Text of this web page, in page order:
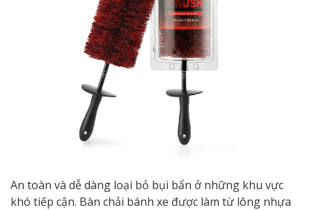
An toàn và dễ dàng loại bỏ bụi bẩn ở những khu vực
khó tiếp cận. Bàn chải bánh xe được làm từ lông nhựa